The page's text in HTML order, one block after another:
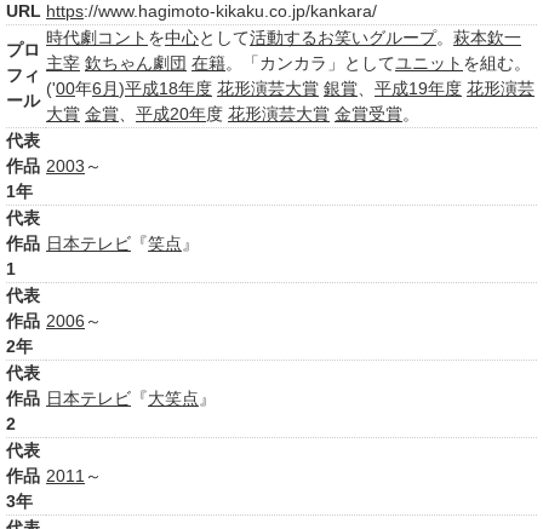
URL https://www.hagimoto-kikaku.co.jp/kankara/
プロ
フィ
ール
時代劇 コント を中心として活動するお笑いグループ。 萩本欽一
主宰 欽ちゃん劇団 在籍。「カンカラ」としてユニット を組む。
('00年6月)平成18年度 花形演芸大賞 銀賞 平成19年度 花形演芸
大賞 金賞 平成20年度 花形演芸大賞 金賞受賞。
代表
作品
1年
2003 ～
代表
作品
1
日本テレビ 『笑点 』
代表
作品
2年
2006 ～
代表
作品
2
日本テレビ 『大笑点 』
代表
作品
3年
2011 ～